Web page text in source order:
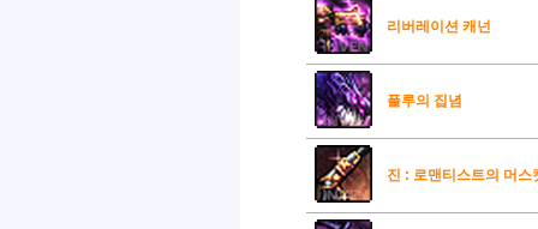
리버레이션 캐넌
플루의 집념
진 : 로맨티스트의 머스